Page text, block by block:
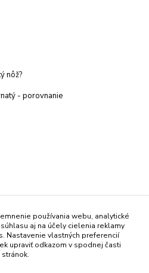
nôž?
- porovnanie
051 používania webu, analytické
aj na účely cielenia reklamy
Nastavenie vlastných preferencií
upraviť odkazom v spodnej časti
stránok.